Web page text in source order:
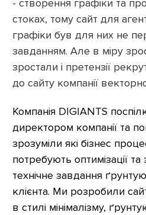
- створення графіки та
стоках, тому сайт для
графіки був для них не
завданням. Але в міру
зростали і претензії
до сайту компанії
Компанія DIGIANTS
директором компанії та
зрозуміли які бізнес
потребують оптимізації
технічне завдання
клієнта. Ми розробили
в стилі мінімалізму,